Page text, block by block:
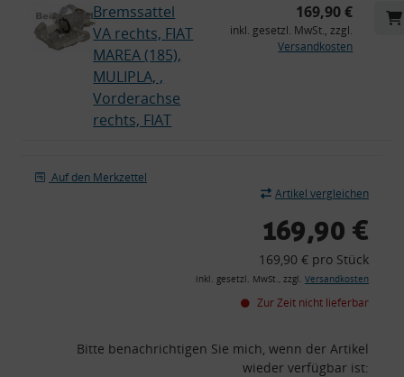
Bremssattel
VA rechts, FIAT
MAREA (185),
MULIPLA, ,
Vorderachse
rechts, FIAT
169,90 €
inkl. gesetzl. MwSt., zzgl.
Versandkosten
Auf den Merkzettel
Artikel vergleichen
169,90 €
169,90 € pro Stück
inkl. gesetzl. MwSt., zzgl. Versandkosten
Zur Zeit nicht lieferbar
Bitte benachrichtigen Sie mich, wenn der Artikel
wieder verfügbar ist: